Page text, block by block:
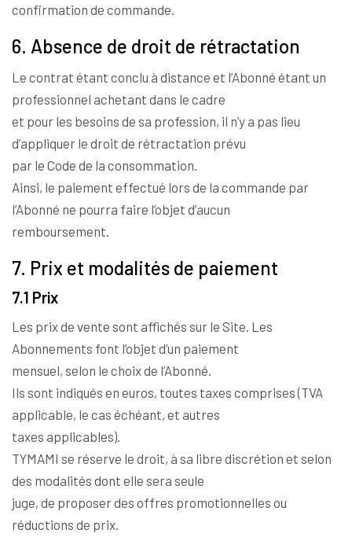
confirmation de commande.
6. Absence de droit de rétractation
Le contrat étant conclu à distance et l’Abonné étant un
professionnel achetant dans le cadre
et pour les besoins de sa profession, il n’y a pas lieu
d’appliquer le droit de rétractation prévu
par le Code de la consommation.
Ainsi, le paiement effectué lors de la commande par
l’Abonné ne pourra faire l’objet d’aucun
remboursement.
7. Prix et modalités de paiement
7.1 Prix
Les prix de vente sont affichés sur le Site. Les
Abonnements font l’objet d’un paiement
mensuel, selon le choix de l’Abonné.
Ils sont indiqués en euros, toutes taxes comprises (TVA
applicable, le cas échéant, et autres
taxes applicables).
TYMAMI se réserve le droit, à sa libre discrétion et selon
des modalités dont elle sera seule
juge, de proposer des offres promotionnelles ou
réductions de prix.